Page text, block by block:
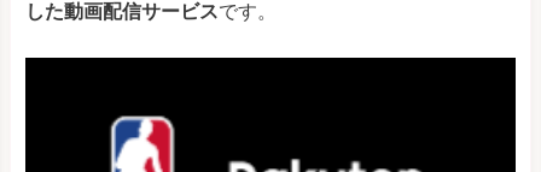
した動画配信サービスです。